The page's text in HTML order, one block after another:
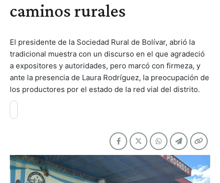
caminos rurales
El presidente de la Sociedad Rural de Bolívar, abrió la
tradicional muestra con un discurso en el que agradeció
a expositores y autoridades, pero marcó con firmeza, y
ante la presencia de Laura Rodríguez, la preocupación de
los productores por el estado de la red vial del distrito.